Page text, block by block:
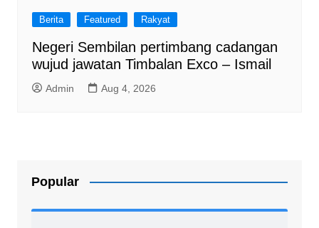
Berita Featured Rakyat
Negeri Sembilan pertimbang cadangan
wujud jawatan Timbalan Exco – Ismail
Admin Aug 4, 2026
Popular